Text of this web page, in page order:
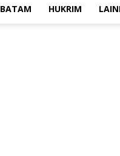
BATAM HUKRIM